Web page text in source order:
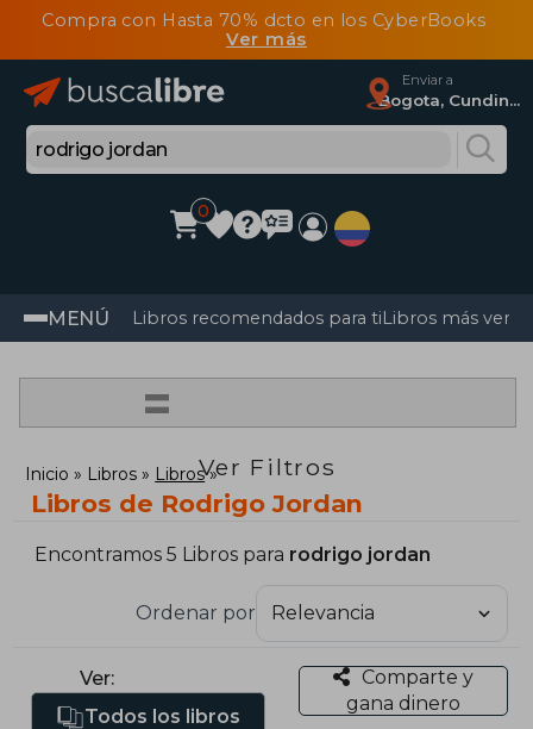
Compra con Hasta 70% dcto en los CyberBooks
Ver más
Enviar a
Bogota, Cundinamarca
0
MENÚ Libros recomendados para tiLibros más
=
Ver Filtros
Inicio Libros Libros
Libros de Rodrigo Jordan
Encontramos 5 Libros para rodrigo jordan
Ordenar por
Ver:
Todos los libros
Comparte y
gana dinero